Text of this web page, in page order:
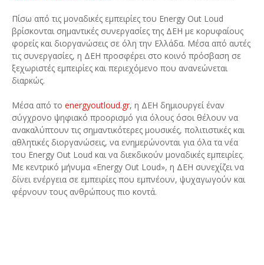
Πίσω από τις μοναδικές εμπειρίες του Energy Out Loud
βρίσκονται σημαντικές συνεργασίες της ΔΕΗ με κορυφαίους
φορείς και διοργανώσεις σε όλη την Ελλάδα. Μέσα από αυτές
τις συνεργασίες, η ΔΕΗ προσφέρει στο κοινό πρόσβαση σε
ξεχωριστές εμπειρίες και περιεχόμενο που ανανεώνεται
διαρκώς.
Μέσα από το energyoutloud.gr, η ΔΕΗ δημιουργεί έναν
σύγχρονο ψηφιακό προορισμό για όλους όσοι θέλουν να
ανακαλύπτουν τις σημαντικότερες μουσικές, πολιτιστικές και
αθλητικές διοργανώσεις, να ενημερώνονται για όλα τα νέα
του Energy Out Loud και να διεκδικούν μοναδικές εμπειρίες.
Με κεντρικό μήνυμα «Energy Out Loud», η ΔΕΗ συνεχίζει να
δίνει ενέργεια σε εμπειρίες που εμπνέουν, ψυχαγωγούν και
φέρνουν τους ανθρώπους πιο κοντά.